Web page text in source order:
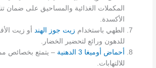
المكملات الغذائية والمساحيق على ضمان
الأكسدة.
الطهي باستخدام زيت جوز الهند أو زيت
للدهون ورائع لتحضير الخضار.
أحماض أوميغا 3 الدهنية
– يتمتع بخصائص
للالتهابات.